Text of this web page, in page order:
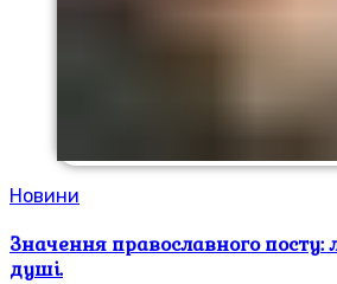
Новини
Значення православного посту:
душі.